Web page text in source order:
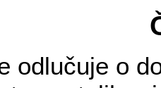
odlučuje o